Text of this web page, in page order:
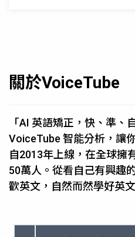
關於VoiceTube
「AI 英語矯正，快、準、
VoiceTube 智能分析，讓
自2013年上線，在全球擁
50萬人。從看自己有興趣
歡英文，自然而然學好英文